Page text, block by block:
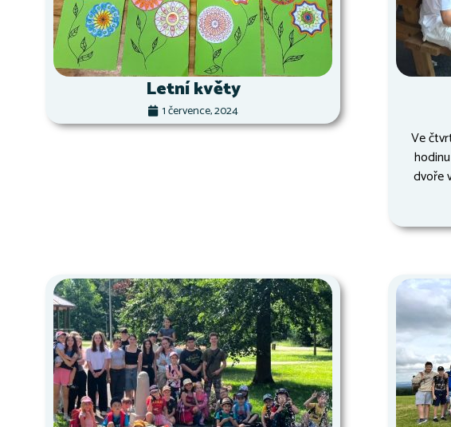
Letní květy
1 července, 2024
Ve
dvoře